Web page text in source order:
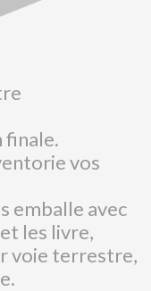
finale.
vos
emballe avec
les livre,
voie terrestre,